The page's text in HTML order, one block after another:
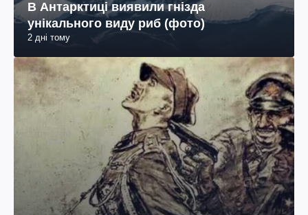
В Антарктиці виявили гнізда
унікального виду риб (фото)
2 дні тому